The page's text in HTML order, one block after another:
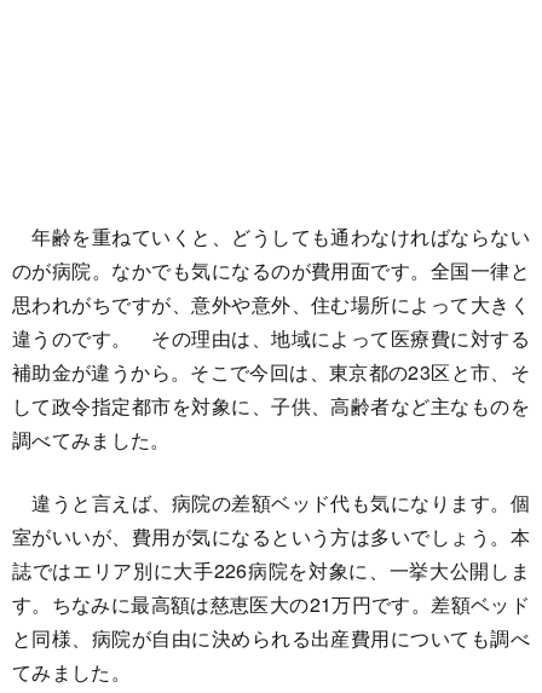
年齢を重ねていくと、どうしても通わなければならない
のが病院。なかでも気になるのが費用面です。全国一律と
思われがちですが、意外や意外、住む場所によって大きく
違うのです。 その理由は、地域によって医療費に対する
補助金が違うから。そこで今回は、東京都の23区と市、そ
して政令指定都市を対象に、子供、高齢者など主なものを
調べてみました。
違うと言えば、病院の差額ベッド代も気になります。個
室がいいが、費用が気になるという方は多いでしょう。本
誌ではエリア別に大手226病院を対象に、一挙大公開しま
す。ちなみに最高額は慈恵医大の21万円です。差額ベッド
と同様、病院が自由に決められる出産費用についても調べ
てみました。